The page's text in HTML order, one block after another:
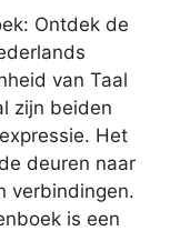
Ontdek de
van Taal
zijn beiden
Het
deuren naar
verbindingen.
is een